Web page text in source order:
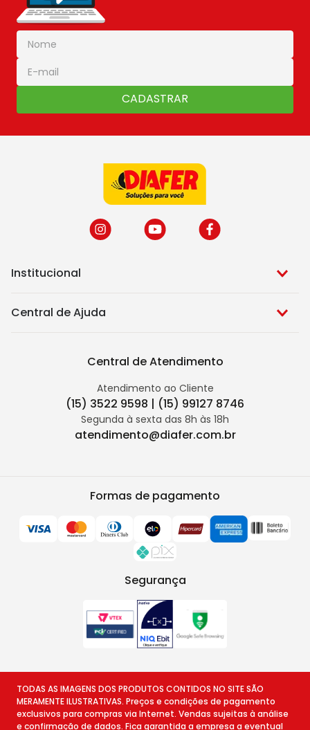
CADASTRAR
Institucional
Central de Ajuda
Central de Atendimento
Atendimento ao Cliente
(15) 3522 9598 | (15) 99127 8746
Segunda à sexta das 8h às 18h
atendimento@diafer.com.br
Formas de pagamento
Segurança
TODAS AS IMAGENS DOS PRODUTOS CONTIDOS NO SITE SÃO
MERAMENTE ILUSTRATIVAS. Preços e condições de pagamento
exclusivos para compras via Internet. Vendas sujeitas à análise
e confirmação de dados. Fica garantida a empresa a eventual